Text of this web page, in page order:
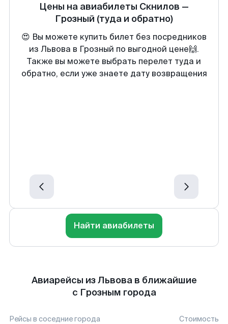
Цены на авиабилеты Скнилов —
Грозный (туда и обратно)
😍 Вы можете купить билет без посредников
из Львова в Грозный по выгодной цене🙌.
Также вы можете выбрать перелет туда и
обратно, если уже знаете дату возвращения
Найти авиабилеты
Авиарейсы из Львова в ближайшие
с Грозным города
Рейсы в соседние города Стоимость